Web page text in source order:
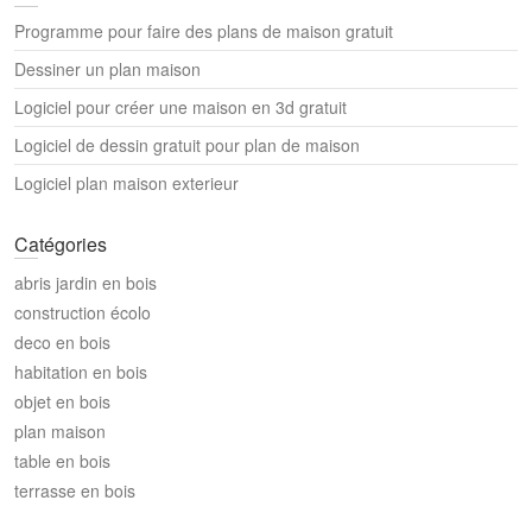
Programme pour faire des plans de maison gratuit
Dessiner un plan maison
Logiciel pour créer une maison en 3d gratuit
Logiciel de dessin gratuit pour plan de maison
Logiciel plan maison exterieur
Catégories
abris jardin en bois
construction écolo
deco en bois
habitation en bois
objet en bois
plan maison
table en bois
terrasse en bois